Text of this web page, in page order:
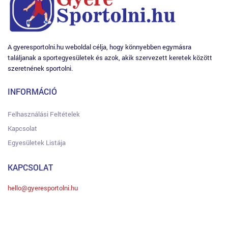
A gyeresportolni.hu weboldal célja, hogy könnyebben egymásra
találjanak a sportegyesületek és azok, akik szervezett keretek között
szeretnének sportolni.
INFORMÁCIÓ
Felhasználási Feltételek
Kapcsolat
Egyesületek Listája
KAPCSOLAT
hello@gyeresportolni.hu